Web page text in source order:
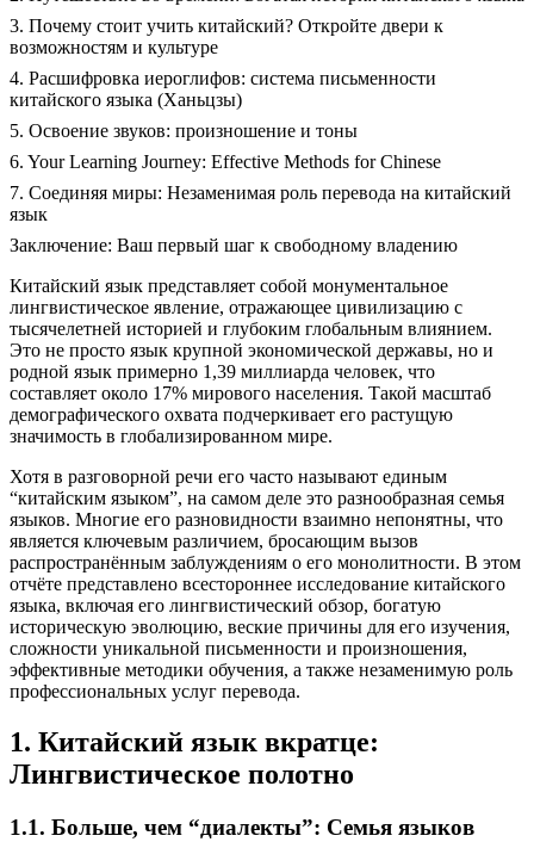
3. Почему стоит учить китайский? Откройте двери к
возможностям и культуре
4. Расшифровка иероглифов: система письменности
китайского языка (Ханьцзы)
5. Освоение звуков: произношение и тоны
6. Your Learning Journey: Effective Methods for Chinese
7. Соединяя миры: Незаменимая роль перевода на китайский
язык
Заключение: Ваш первый шаг к свободному владению
Китайский язык представляет собой монументальное
лингвистическое явление, отражающее цивилизацию с
тысячелетней историей и глубоким глобальным влиянием.
Это не просто язык крупной экономической державы, но и
родной язык примерно 1,39 миллиарда человек, что
составляет около 17% мирового населения. Такой масштаб
демографического охвата подчеркивает его растущую
значимость в глобализированном мире.
Хотя в разговорной речи его часто называют единым
“китайским языком”, на самом деле это разнообразная семья
языков. Многие его разновидности взаимно непонятны, что
является ключевым различием, бросающим вызов
распространённым заблуждениям о его монолитности. В этом
отчёте представлено всестороннее исследование китайского
языка, включая его лингвистический обзор, богатую
историческую эволюцию, веские причины для его изучения,
сложности уникальной письменности и произношения,
эффективные методики обучения, а также незаменимую роль
профессиональных услуг перевода.
1. Китайский язык вкратце:
Лингвистическое полотно
1.1. Больше, чем “диалекты”: Семья языков